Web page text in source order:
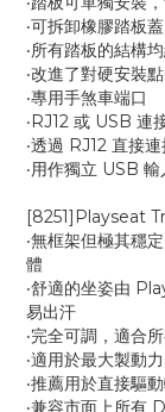
‧可拆卸橡膠踏板蓋
‧所有踏板的結構
‧改進了對硬安裝
‧專用手煞車端口
‧RJ12 或 USB 連
‧透過 RJ12 直接
‧用作獨立 USB 輸
[8251]Playseat
‧無框架但極其穩
體
‧舒適的坐姿由
易出汗
‧完全可調，適合
‧適用於最大製動
‧推薦用於直接驅
‧兼容市面上所